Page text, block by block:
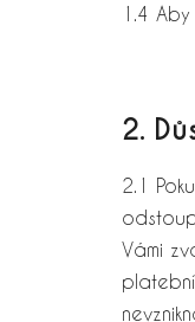
1.4
2.
2.1
Vámi